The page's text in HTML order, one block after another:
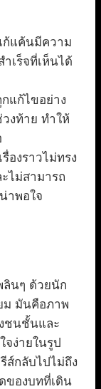
ก้แค้นมีความ
เร็จที่เห็นได้
แก้ไขอย่าง
งท้าย ทำให้
องราวไม่ทรง
ไม่สามารถ
าพอใจ
นๆ ด้วยนัก
ม มันคือภาพ
ชนชั้นและ
ง่ายในรูป
ส์กลับไปไม่ถึง
ของบทที่เดิน